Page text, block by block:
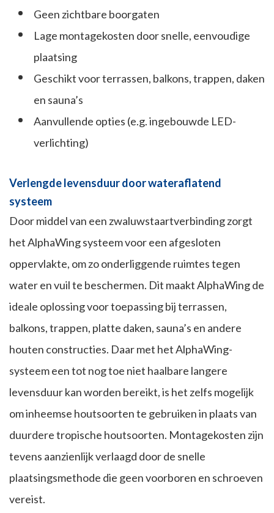
Geen zichtbare boorgaten
Lage montagekosten door snelle, eenvoudige
plaatsing
Geschikt voor terrassen, balkons, trappen, daken
en sauna’s
Aanvullende opties (e.g. ingebouwde LED-
verlichting)
Verlengde levensduur door wateraflatend
systeem
Door middel van een zwaluwstaartverbinding zorgt
het AlphaWing systeem voor een afgesloten
oppervlakte, om zo onderliggende ruimtes tegen
water en vuil te beschermen. Dit maakt AlphaWing de
ideale oplossing voor toepassing bij terrassen,
balkons, trappen, platte daken, sauna’s en andere
houten constructies. Daar met het AlphaWing-
systeem een tot nog toe niet haalbare langere
levensduur kan worden bereikt, is het zelfs mogelijk
om inheemse houtsoorten te gebruiken in plaats van
duurdere tropische houtsoorten. Montagekosten zijn
tevens aanzienlijk verlaagd door de snelle
plaatsingsmethode die geen voorboren en schroeven
vereist.